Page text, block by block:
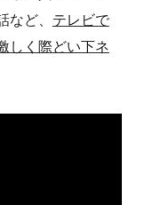
など、 テレビで
しく際どい下ネ